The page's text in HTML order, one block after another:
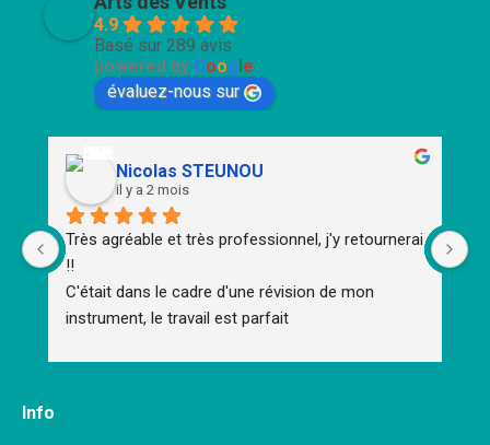
newnew
window
in
new
window
in
new
window
in
new
window
4.9
Basé sur 289 avis
powered by Google
évaluez-nous sur
Nicolas STEUNOU
il y a 2 mois
Très agréable et très professionnel, j'y retournerai
!!
C'était dans le cadre d'une révision de mon
instrument, le travail est parfait
Info